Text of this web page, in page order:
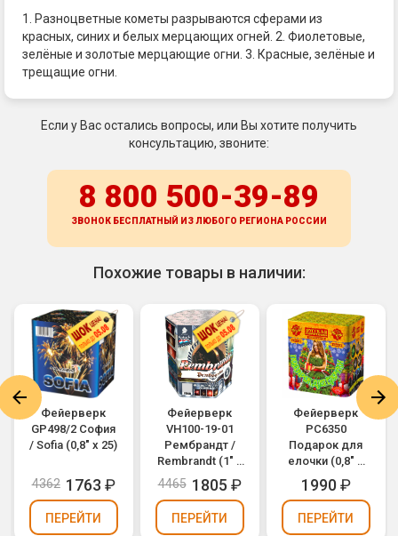
1. Разноцветные кометы разрываются сферами из
красных, синих и белых мерцающих огней. 2. Фиолетовые,
зелёные и золотые мерцающие огни. 3. Красные, зелёные и
трещащие огни.
Если у Вас остались вопросы, или Вы хотите получить
консультацию, звоните:
8 800 500-39-89
ЗВОНОК БЕСПЛАТНЫЙ ИЗ ЛЮБОГО РЕГИОНА РОССИИ
Похожие товары в наличии:
Фейерверк
GP498/2 София
/ Sofia (0,8" х 25)
4362 1763 ₽
ПЕРЕЙТИ
Фейерверк
VH100-19-01
Рембрандт /
Rembrandt (1" х
19)
4465 1805 ₽
ПЕРЕЙТИ
Фейерверк
РС6350
Подарок для
елочки (0,8" х
18)
1990₽
ПЕРЕЙТИ